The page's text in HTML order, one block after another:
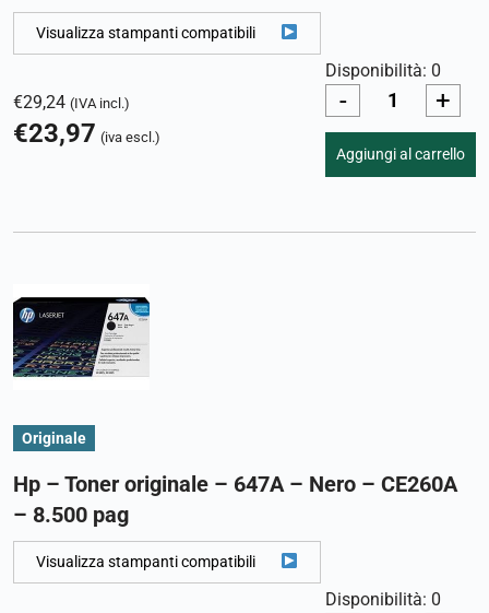
Visualizza stampanti compatibili
€29,24 (IVA incl.)
€23,97 (iva escl.)
Disponibilità: 0
- +
Aggiungi al carrello
Originale
Hp – Toner originale – 647A – Nero – CE260A
– 8.500 pag
Visualizza stampanti compatibili
Disponibilità: 0